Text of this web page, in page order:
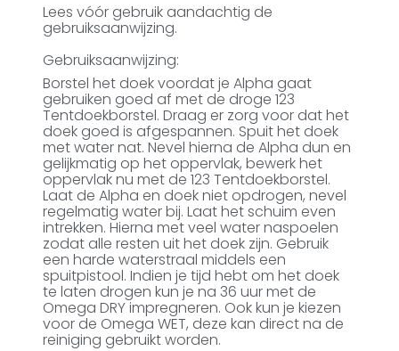
Lees vóór gebruik aandachtig de
gebruiksaanwijzing.
Gebruiksaanwijzing:
Borstel het doek voordat je Alpha gaat
gebruiken goed af met de droge 123
Tentdoekborstel. Draag er zorg voor dat het
doek goed is afgespannen. Spuit het doek
met water nat. Nevel hierna de Alpha dun en
gelijkmatig op het oppervlak, bewerk het
oppervlak nu met de 123 Tentdoekborstel.
Laat de Alpha en doek niet opdrogen, nevel
regelmatig water bij. Laat het schuim even
intrekken. Hierna met veel water naspoelen
zodat alle resten uit het doek zijn. Gebruik
een harde waterstraal middels een
spuitpistool. Indien je tijd hebt om het doek
te laten drogen kun je na 36 uur met de
Omega DRY impregneren. Ook kun je kiezen
voor de Omega WET, deze kan direct na de
reiniging gebruikt worden.